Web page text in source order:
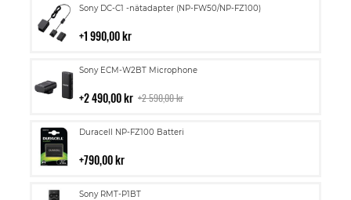
Sony DC-C1 -nätadapter (NP-FW50/NP-FZ100)
1 990,00 kr
Lägg
i
Sony ECM-W2BT Microphone
2 490,00 kr 2 590,00 kr
Lägg
i
Duracell NP-FZ100 Batteri
790,00 kr
Lägg
i
Sony RMT-P1BT
Lägg